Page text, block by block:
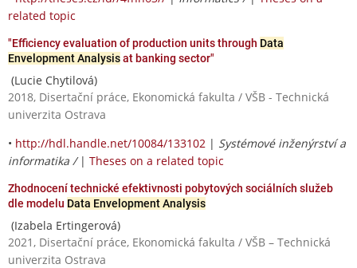
related topic
"Efficiency evaluation of production units through Data
Envelopment Analysisat banking sector"
(Lucie Chytilová)
2018, Disertační práce, Ekonomická fakulta / VŠB - Technická
univerzita Ostrava
• http://hdl.handle.net/10084/133102 | Systémové inženýrství a
informatika / | Theses on a related topic
Zhodnocení technické efektivnosti pobytových sociálních služeb
dle modelu Data Envelopment Analysis
(Izabela Ertingerová)
2021, Disertační práce, Ekonomická fakulta / VŠB – Technická
univerzita Ostrava